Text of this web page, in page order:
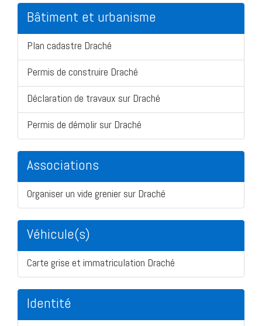
Bâtiment et urbanisme
Plan cadastre Draché
Permis de construire Draché
Déclaration de travaux sur Draché
Permis de démolir sur Draché
Associations
Organiser un vide grenier sur Draché
Véhicule(s)
Carte grise et immatriculation Draché
Identité